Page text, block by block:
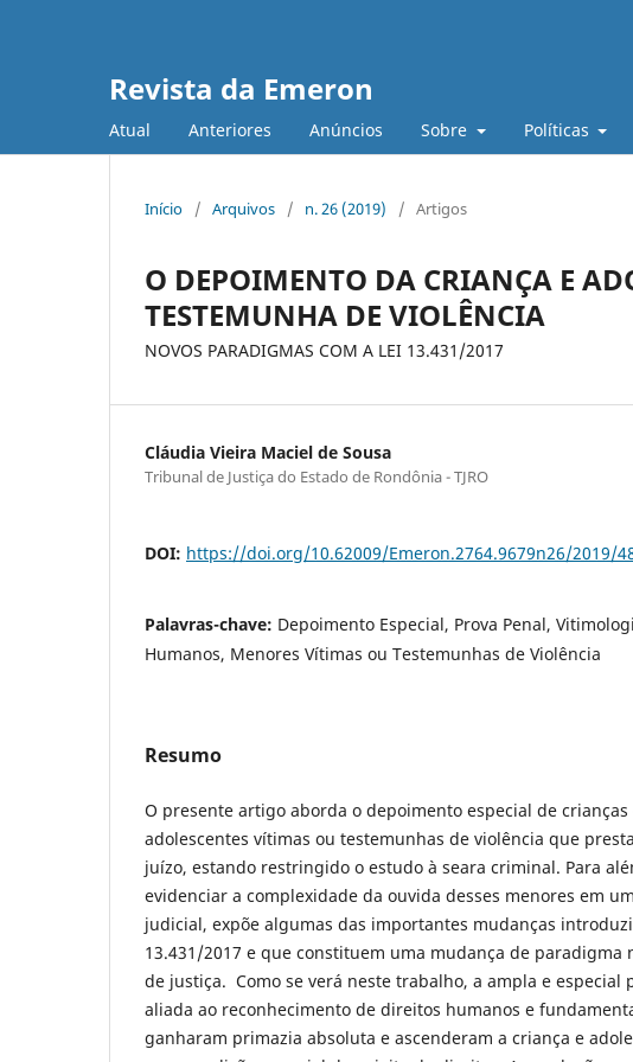
Revista da Emeron
Atual Anteriores Anúncios Sobre Políticas
Início / Arquivos / n. 26 (2019) / Artigos
O DEPOIMENTO DA CRIANÇA E
TESTEMUNHA DE VIOLÊNCIA
NOVOS PARADIGMAS COM A LEI 13.431/2017
Cláudia Vieira Maciel de Sousa
Tribunal de Justiça do Estado de Rondônia - TJRO
DOI: https://doi.org/10.62009/Emeron.2764.9679n26/2019/
Palavras-chave: Depoimento Especial, Prova Penal,
Humanos, Menores Vítimas ou Testemunhas de Violência
Resumo
O presente artigo aborda o depoimento especial de crianças
adolescentes vítimas ou testemunhas de violência que
juízo, estando restringido o estudo à seara criminal. Para
evidenciar a complexidade da ouvida desses menores em
judicial, expõe algumas das importantes mudanças
13.431/2017 e que constituem uma mudança de paradigma
de justiça. Como se verá neste trabalho, a ampla e especial
aliada ao reconhecimento de direitos humanos e
ganharam primazia absoluta e ascenderam a criança e